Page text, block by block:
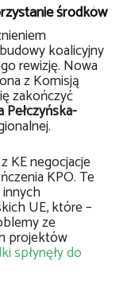
środków
koalicyjny
rewizję. Nowa
z Komisją
zakończyć
Pełczyńska-
KE negocjacje
KPO. Te
UE, które –
ze
projektów
spłynęły do